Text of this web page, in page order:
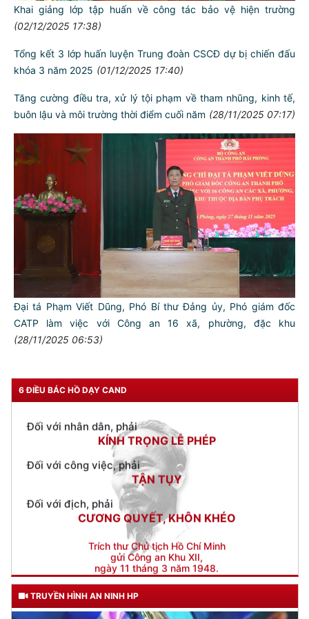
Khai giảng lớp tập huấn về công tác bảo vệ hiện trường
(02/12/2025 17:38)
Tổng kết 3 lớp huấn luyện Trung đoàn CSCĐ dự bị chiến đấu
khóa 3 năm 2025
(01/12/2025 17:40)
Tăng cường điều tra, xử lý tội phạm về tham nhũng, kinh tế,
buôn lậu và môi trường thời điểm cuối năm
TƯ CÁCH
NGƯỜI CÔNG AN CÁCH MỆNH LÀ: